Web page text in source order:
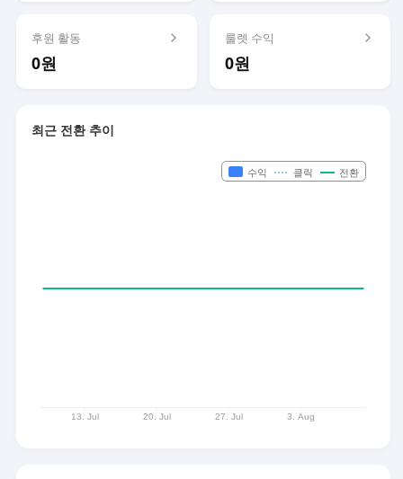
후원 활동
0원
룰렛 수익
0원
최근 전환 추이